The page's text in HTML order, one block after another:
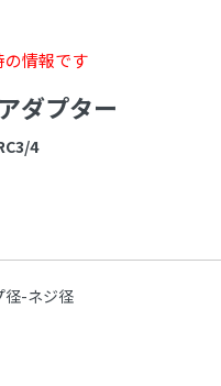
の情報です
ダプター
4
-ネジ径